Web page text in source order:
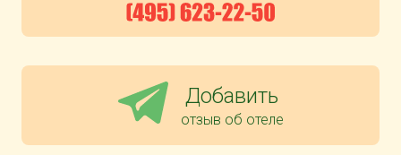
Добавить
отзыв об отеле